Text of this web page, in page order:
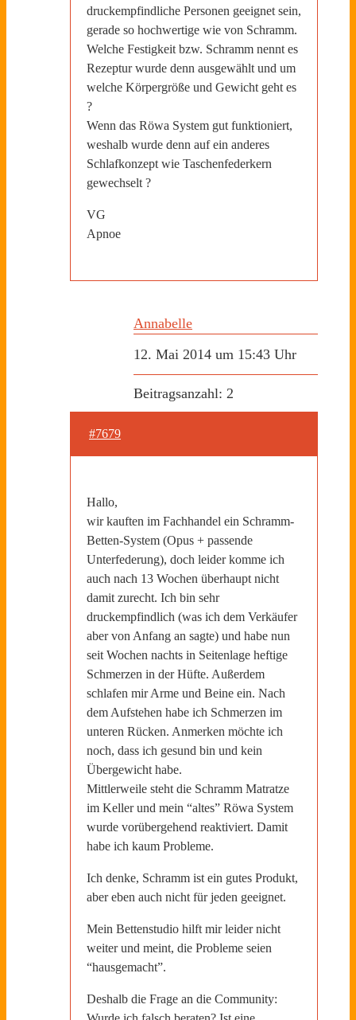
druckempfindliche Personen geeignet sein,
gerade so hochwertige wie von Schramm.
Welche Festigkeit bzw. Schramm nennt es
Rezeptur wurde denn ausgewählt und um
welche Körpergröße und Gewicht geht es
?
Wenn das Röwa System gut funktioniert,
weshalb wurde denn auf ein anderes
Schlafkonzept wie Taschenfederkern
gewechselt ?
VG
Apnoe
Annabelle
12. Mai 2014 um 15:43 Uhr
Beitragsanzahl: 2
#7679
Hallo,
wir kauften im Fachhandel ein Schramm-
Betten-System (Opus + passende
Unterfederung), doch leider komme ich
auch nach 13 Wochen überhaupt nicht
damit zurecht. Ich bin sehr
druckempfindlich (was ich dem Verkäufer
aber von Anfang an sagte) und habe nun
seit Wochen nachts in Seitenlage heftige
Schmerzen in der Hüfte. Außerdem
schlafen mir Arme und Beine ein. Nach
dem Aufstehen habe ich Schmerzen im
unteren Rücken. Anmerken möchte ich
noch, dass ich gesund bin und kein
Übergewicht habe.
Mittlerweile steht die Schramm Matratze
im Keller und mein “altes” Röwa System
wurde vorübergehend reaktiviert. Damit
habe ich kaum Probleme.
Ich denke, Schramm ist ein gutes Produkt,
aber eben auch nicht für jeden geeignet.
Mein Bettenstudio hilft mir leider nicht
weiter und meint, die Probleme seien
“hausgemacht”.
Deshalb die Frage an die Community: